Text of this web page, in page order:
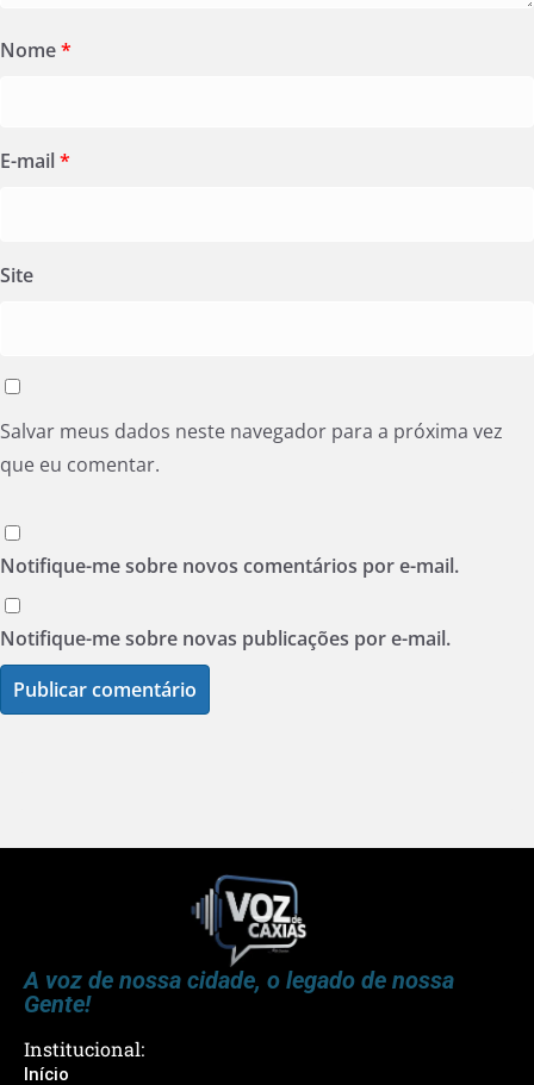
Nome*
E-mail*
Site
Salvar meus dados neste navegador para a próxima vez
que eu comentar.
Notifique-me sobre novos comentários por e-mail.
Notifique-me sobre novas publicações por e-mail.
A voz de nossa cidade, o legado de nossa
Gente!
Institucional:
Início